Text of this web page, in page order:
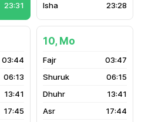
23:31
23:28
03:44
06:13
13:41
17:45
10, Mo
03:47
06:15
13:41
17:44